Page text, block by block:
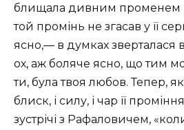
блищала дивним променем
той промінь не згасав у її
ясно,— в думках зверталася
ох, аж боляче ясно, що тим
ти, була твоя любов. Тепер,
блиск, і силу, і чар її
зустрічі з Рафаловичем,